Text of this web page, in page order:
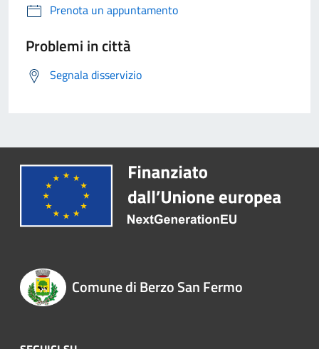
Prenota un appuntamento
Problemi in città
Segnala disservizio
Comune di Berzo San Fermo